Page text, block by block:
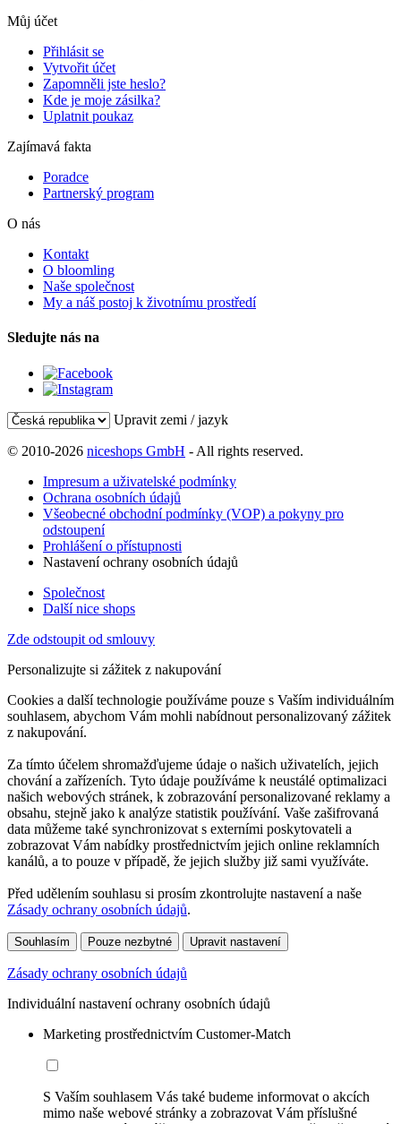
Můj účet
Přihlásit se
Vytvořit účet
Zapomněli jste heslo?
Kde je moje zásilka?
Uplatnit poukaz
Zajímavá fakta
Poradce
Partnerský program
O nás
Kontakt
O bloomling
Naše společnost
My a náš postoj k životnímu prostředí
Sledujte nás na
Upravit zemi / jazyk
© 2010-2026 niceshops GmbH - All rights reserved.
Impresum a uživatelské podmínky
Ochrana osobních údajů
Všeobecné obchodní podmínky (VOP) a pokyny pro
odstoupení
Prohlášení o přístupnosti
Nastavení ochrany osobních údajů
Společnost
Další nice shops
Zde odstoupit od smlouvy
Personalizujte si zážitek z nakupování
Cookies a další technologie používáme pouze s Vaším individuálním
souhlasem, abychom Vám mohli nabídnout personalizovaný zážitek
z nakupování.
Za tímto účelem shromažďujeme údaje o našich uživatelích, jejich
chování a zařízeních. Tyto údaje používáme k neustálé optimalizaci
našich webových stránek, k zobrazování personalizované reklamy a
obsahu, stejně jako k analýze statistik používání. Vaše zašifrovaná
data můžeme také synchronizovat s externími poskytovateli a
zobrazovat Vám nabídky prostřednictvím jejich online reklamních
kanálů, a to pouze v případě, že jejich služby již sami využíváte.
Před udělením souhlasu si prosím zkontrolujte nastavení a naše
Zásady ochrany osobních údajů.
Souhlasím Pouze nezbytné Upravit nastavení
Zásady ochrany osobních údajů
Individuální nastavení ochrany osobních údajů
Marketing prostřednictvím Customer-Match
S Vaším souhlasem Vás také budeme informovat o akcích
mimo naše webové stránky a zobrazovat Vám příslušné